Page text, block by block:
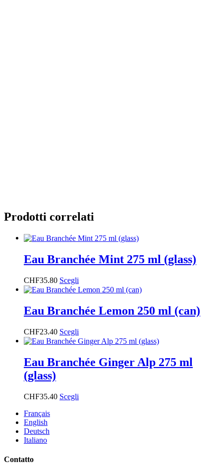
Prodotti correlati
Eau Branchée Mint 275 ml (glass)
CHF35.80 Scegli
Eau Branchée Lemon 250 ml (can)
CHF23.40 Scegli
Eau Branchée Ginger Alp 275 ml
(glass)
CHF35.40 Scegli
Français
English
Deutsch
Italiano
Contatto